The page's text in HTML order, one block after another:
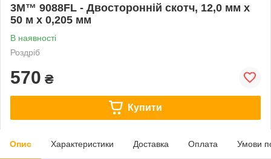
3M™ 9088FL - Двосторонній скотч, 12,0 мм х
50 м х 0,205 мм
В наявності
Роздріб
570 ₴
Купити
Опис Характеристики Доставка Оплата Умови